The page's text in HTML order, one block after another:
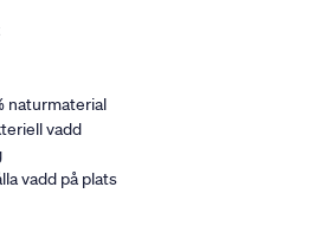
naturmaterial
vadd
vadd på plats